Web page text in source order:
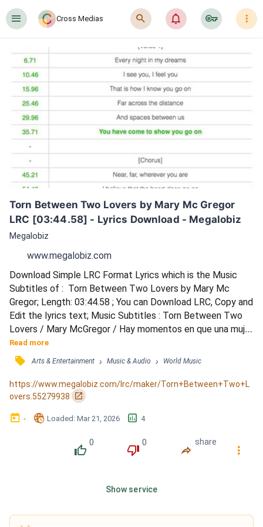
󰍜 Cross Medias 󰍉 󰂜 󰷖 󰇙
Torn Between Two Lovers by Mary Mc Gregor
LRC [03:44.58] - Lyrics Download - Megalobiz
Megalobiz
www.megalobiz.com
Download Simple LRC Format Lyrics which is the Music
Subtitles of :  Torn Between Two Lovers by Mary Mc
Gregor; Length: 03:44.58 ; You can Download LRC, Copy and
Edit the lyrics text; Music Subtitles : Torn Between Two
Lovers / Mary McGregor / Hay momentos en que una mujer
tiene que decir lo que piensa /  Aunque ella sabe cuánto va
a doler /  Antes de decir una palabra más, déjame decirte
&quot;te amo&quot; /  Déjame abrazarte fuerte y decir
estas palabras tan suavemente como pueda /  &quot;Ha
habido otro homb...
Read more
󰓹 Arts & Entertainment › Music & Audio › World Music
https://www.megalobiz.com/lrc/maker/Torn+Between+Two+L
overs.55279938
󰏌
󰃶 - 󱉊 Loaded: Mar 21, 2026 󱕎 4
󰔔
0
󰔒
0
󰤲
share
󰇙
Show service